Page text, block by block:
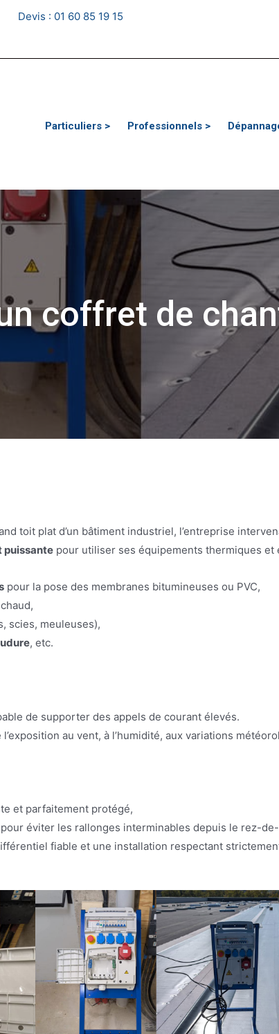
Devis : 01 60 85 19 15
Particuliers > Professionnels >
coffret de
toit plat d’un bâtiment industriel, l’entreprise
puissante pour utiliser ses équipements thermiques et
pour la pose des membranes bitumineuses ou PVC,
scies, meuleuses),
, etc.
de supporter des appels de courant élevés.
l’exposition au vent, à l’humidité, aux variations
et parfaitement protégé,
éviter les rallonges interminables depuis le rez-
fiable et une installation respectant